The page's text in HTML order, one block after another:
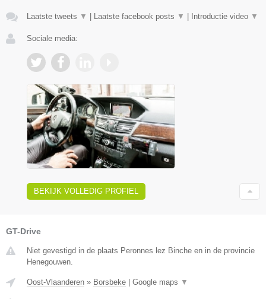
Laatste tweets ▼ Laatste facebook posts ▼ Introductie video ▼
Sociale media:
BEKIJK VOLLEDIG PROFIEL
GT-Drive
Niet gevestigd in de plaats Peronnes lez Binche en in de provincie
Henegouwen.
Oost-Vlaanderen » Borsbeke Google maps ▼